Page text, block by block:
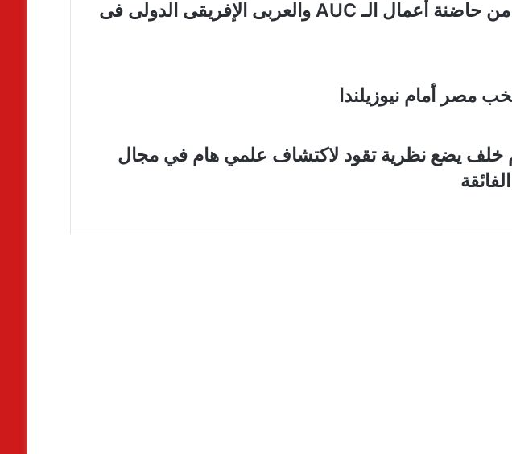
تخريج 150 مشروعا من حاضنة أعمال الـ AUC والعربى الإفريقى الدولى فى
مصر أمام نيوزيلندا
خلف يضع نظرية تقود لاكتشاف علمي هام في مجال